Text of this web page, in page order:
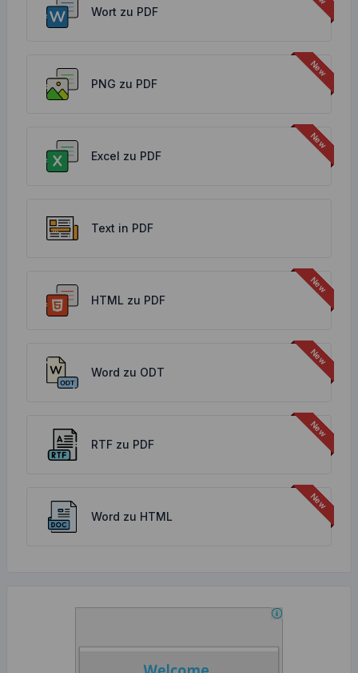
Wort zu PDF
PNG zu PDF
Excel zu PDF
Text in PDF
HTML zu PDF
Word zu ODT
RTF zu PDF
Word zu HTML